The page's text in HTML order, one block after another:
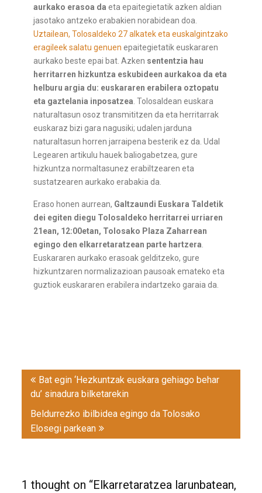
aurkako erasoa da eta epaitegietatik azken aldian
jasotako antzeko erabakien norabidean doa.
Uztailean, Tolosaldeko 27 alkatek eta euskalgintzako
eragileek salatu genuen epaitegietatik euskararen
aurkako beste epai bat. Azken sententzia hau
herritarren hizkuntza eskubideen aurkakoa da eta
helburu argia du: euskararen erabilera oztopatu
eta gaztelania inposatzea . Tolosaldean euskara
naturaltasun osoz transmititzen da eta herritarrak
euskaraz bizi gara nagusiki; udalen jarduna
naturaltasun horren jarraipena besterik ez da. Udal
Legearen artikulu hauek baliogabetzea, gure
hizkuntza normaltasunez erabiltzearen eta
sustatzearen aurkako erabakia da.
Eraso honen aurrean, Galtzaundi Euskara Taldetik
dei egiten diegu Tolosaldeko herritarrei urriaren
21ean, 12:00etan, Tolosako Plaza Zaharrean
egingo den elkarretaratzean parte hartzera
Euskararen aurkako erasoak gelditzeko, gure
hizkuntzaren normalizazioan pausoak emateko eta
guztiok euskararen erabilera indartzeko garaia da.
Post
navigation
Bat egin ‘Hezkuntzak euskara gehiago behar
du’ sinadura bilketarekin
Beldurrezko ibilbidea egingo da Tolosako
Elosegi parkean
1 thought on “Elkarretaratzea larunbatean,